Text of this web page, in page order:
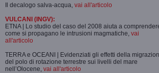
Il decalogo salva-acqua, vai all'articolo
VULCANI (INGV):
ETNA | Lo studio del caso del 2008 aiuta a
come si propagano le intrusioni magmatiche, vai
all'articolo
TERRA e OCEANI | Evidenziati gli effetti della
del polo di rotazione terrestre sui livelli del mare
nell’Olocene, vai all'articolo